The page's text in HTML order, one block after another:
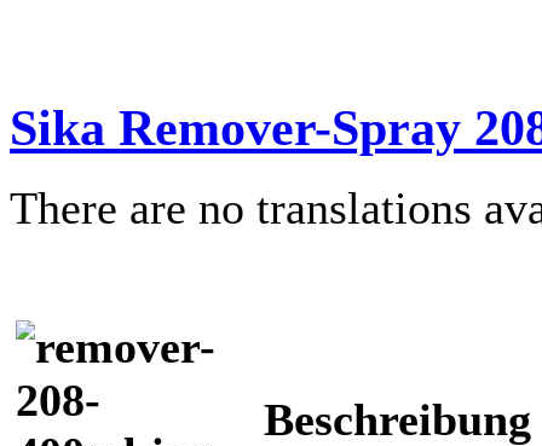
Sika Remover-Spray
There are no translations
Beschreibung